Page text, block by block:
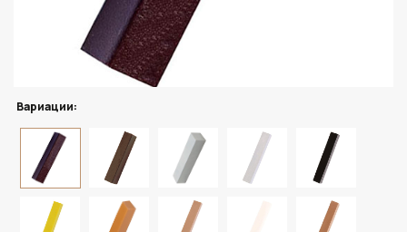
Вариации: